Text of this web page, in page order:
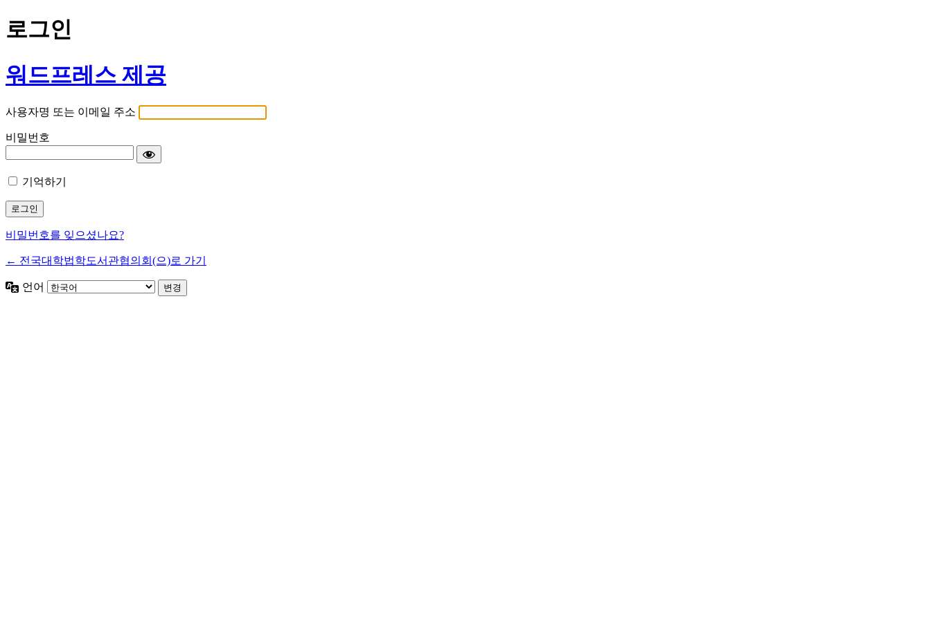
로그인
워드프레스 제공
사용자명 또는 이메일 주소
비밀번호
기억하기
비밀번호를 잊으셨나요?
← 전국대학법학도서관협의회(으)로 가기
언어